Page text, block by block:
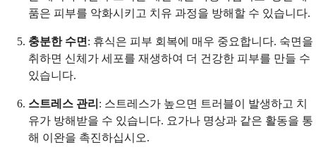
품은 피부를 악화시키고 치유 과정을 방해할 수 있습니다.
충분한 수면 : 휴식은 피부 회복에 매우 중요합니다. 숙면을
취하면 신체가 세포를 재생하여 더 건강한 피부를 만들 수
있습니다.
스트레스 관리 : 스트레스가 높으면 트러블이 발생하고 치
유가 방해받을 수 있습니다. 요가나 명상과 같은 활동을 통
해 이완을 촉진하십시오.